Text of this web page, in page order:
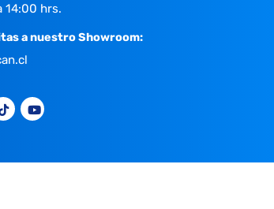
14:00 hrs.
a nuestro Showroom: